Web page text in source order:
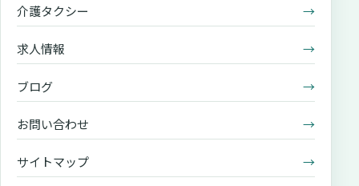
介護タクシー →
求人情報 →
ブログ →
お問い合わせ →
サイトマップ →